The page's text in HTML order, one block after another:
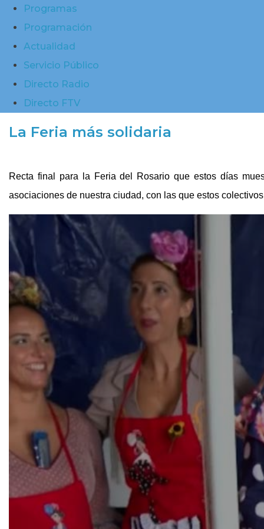
Programas
Programación
Actualidad
Servicio Público
Directo Radio
Directo FTV
La Feria más solidaria
Recta final para la Feria del Rosario que estos días
asociaciones de nuestra ciudad, con las que estos